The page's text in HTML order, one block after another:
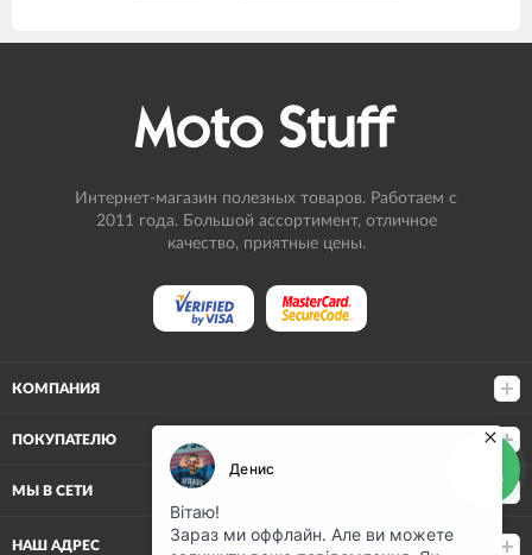
Интернет-магазин полезных товаров. Работаем с
2011 года. Большой ассортимент, отличное
качество, приятные цены.
КОМПАНИЯ
ПОКУПАТЕЛЮ
МЫ В СЕТИ
НАШ АДРЕС